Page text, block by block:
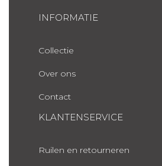
INFORMATIE
Collectie
Over ons
Contact
KLANTENSERVICE
Ruilen en retourneren